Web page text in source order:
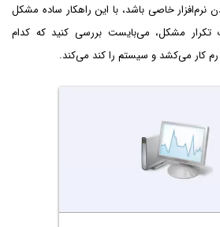
نرم‌افزار خاصی باشد، با این راهکار ساده مشکل
مشکل، می‌بایست بررسی کنید که کدام
رم کار می‌کشد و سیستم را کند می‌کند.